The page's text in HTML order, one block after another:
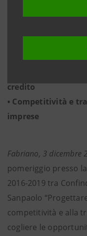
filiere e
credito
• Competitività e
imprese
Fabriano, 3 dicembre
pomeriggio presso
2016-2019 tra
Sanpaolo
competitività e alla
cogliere le